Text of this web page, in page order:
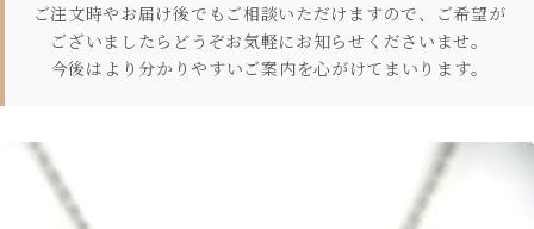
ご注文時やお届け後でもご相談いただけますので、ご希望が
ございましたらどうぞお気軽にお知らせくださいませ。
今後はより分かりやすいご案内を心がけてまいります。